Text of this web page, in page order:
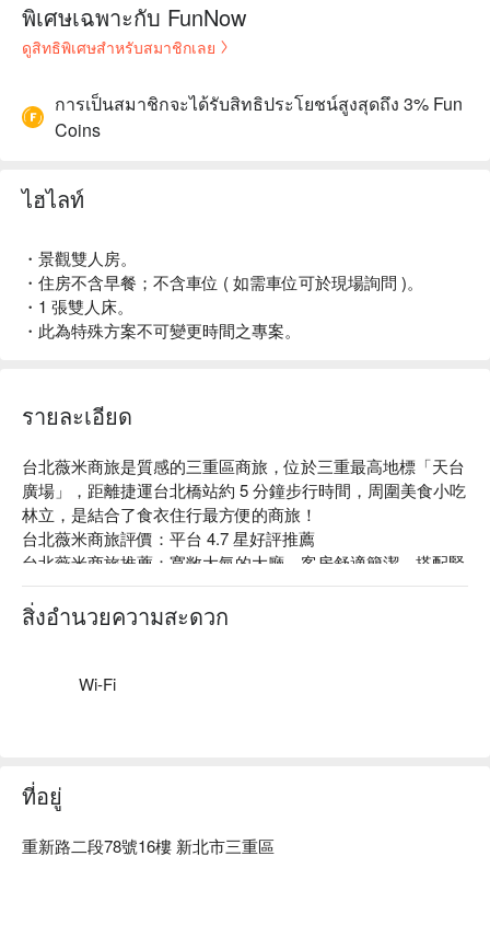
พิเศษเฉพาะกับ FunNow
ดูสิทธิพิเศษสำหรับสมาชิกเลย
การเป็นสมาชิกจะได้รับสิทธิประโยชน์สูงสุดถึง 3% Fun
Coins
ไฮไลท์
・景觀雙人房。
・住房不含早餐；不含車位 ( 如需車位可於現場詢問 )。
・1 張雙人床。
・此為特殊方案不可變更時間之專案。
รายละเอียด
台北薇米商旅是質感的三重區商旅，位於三重最高地標「天台
廣場」，距離捷運台北橋站約 5 分鐘步行時間，周圍美食小吃
林立，是結合了食衣住行最方便的商旅！
台北薇米商旅評價：平台 4.7 星好評推薦
台北薇米商旅推薦：寬敞大氣的大廳，客房舒適簡潔，搭配緊
鄰的淡水河畔美景，賞心悅目，讓身心靈好好放鬆享受。
台北薇米商旅優惠、台北薇米商旅住宿方案、台北薇米商旅休
สิ่งอำนวยความสะดวก
Wi-Fi
ที่อยู่
重新路二段78號16樓 新北市三重區